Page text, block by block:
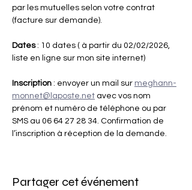
par les mutuelles selon votre contrat
(facture sur demande).
Dates : 10 dates ( à partir du 02/02/2026,
liste en ligne sur mon site internet)
Inscription : envoyer un mail sur meghann-
monnet@laposte.net avec vos nom
prénom et numéro de téléphone ou par
SMS au 06 64 27 28 34. Confirmation de
l’inscription à réception de la demande.
Partager cet événement